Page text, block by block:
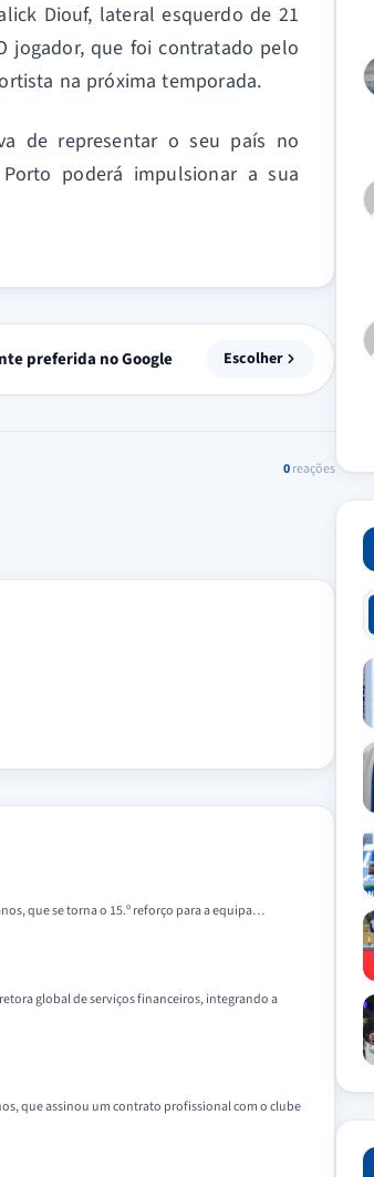
Diouf, lateral esquerdo de 21
jogador, que foi contratado pelo
na próxima temporada.
de representar o seu país no
poderá impulsionar a sua
preferida no Google Escolher
0reações
que se torna o 15.º reforço para a equipa…
global de serviços financeiros, integrando a
que assinou um contrato profissional com o clube